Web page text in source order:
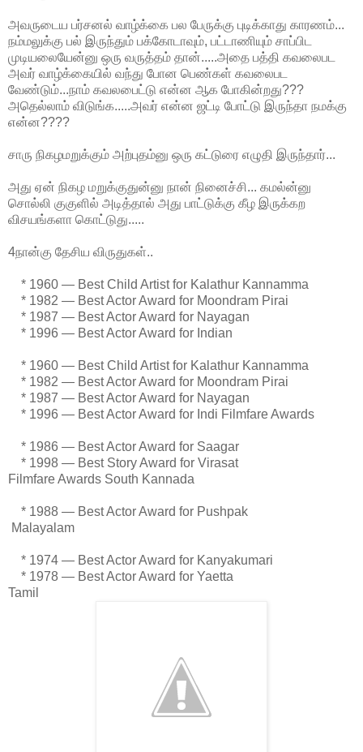
அவருடைய பர்சனல் வாழ்க்கை பல பேருக்கு புடிக்காது காரணம்...
நம்மலுக்கு பல் இருந்தும் பக்கோடாவும், பட்டாணியும் சாப்பிட
முடியலையேன்னு ஒரு வருத்தம் தான்.....அதை பத்தி கவலைபட
அவர் வாழ்க்கையில் வந்து போன பெண்கள் கவலைபட
வேண்டும்...நாம் கவலபைட்டு என்ன ஆக போகின்றது???
அதெல்லாம் விடுங்க.....அவர் என்ன ஜட்டி போட்டு இருந்தா நமக்கு
என்ன????
சாரு நிகழமறுக்கும் அற்புதம்னு ஒரு கட்டுரை எழுதி இருந்தார்...
அது ஏன் நிகழ மறுக்குதுன்னு நான் நினைச்சி... கமல்ன்னு
சொல்லி குகுளில் அடித்தால் அது பாட்டுக்கு கீழ இருக்கற
விசயங்களா கொட்டுது.....
4நான்கு தேசிய விருதுகள்..
* 1960 — Best Child Artist for Kalathur Kannamma
* 1982 — Best Actor Award for Moondram Pirai
* 1987 — Best Actor Award for Nayagan
* 1996 — Best Actor Award for Indian
* 1960 — Best Child Artist for Kalathur Kannamma
* 1982 — Best Actor Award for Moondram Pirai
* 1987 — Best Actor Award for Nayagan
* 1996 — Best Actor Award for Indi Filmfare Awards
* 1986 — Best Actor Award for Saagar
* 1998 — Best Story Award for Virasat
Filmfare Awards South Kannada
* 1988 — Best Actor Award for Pushpak
Malayalam
* 1974 — Best Actor Award for Kanyakumari
* 1978 — Best Actor Award for Yaetta
Tamil